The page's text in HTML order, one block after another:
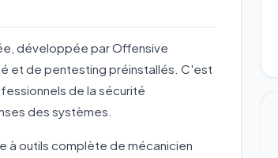
développée par Offensive
et de pentesting préinstallés. C'est
de la sécurité
des systèmes.
à outils complète de mécanicien